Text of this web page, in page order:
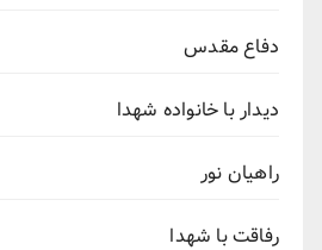
دفاع مقدس
دیدار با خانواده شهدا
راهیان نور
رفاقت با شهدا